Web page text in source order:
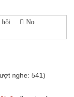
hội
No
nghe: 541)